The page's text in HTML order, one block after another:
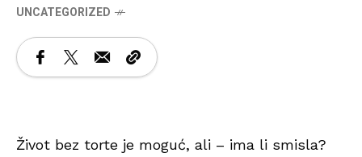
UNCATEGORIZED
Život bez torte je moguć, ali – ima li smisla?